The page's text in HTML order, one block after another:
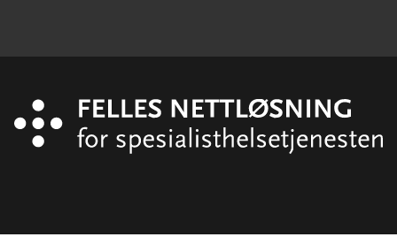
Organisasjon